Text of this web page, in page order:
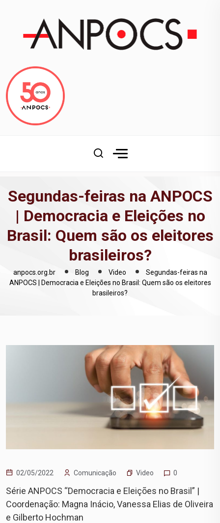
Segundas-feiras na ANPOCS
| Democracia e Eleições no
Brasil: Quem são os eleitores
brasileiros?
anpocs.org.br Blog Video
Segundas-feiras na
ANPOCS | Democracia e Eleições no Brasil: Quem são os eleitores
brasileiros?
02/05/2022 Comunicação Video 0
Série ANPOCS “Democracia e Eleições no Brasil” |
Coordenação: Magna Inácio, Vanessa Elias de Oliveira
e Gilberto Hochman